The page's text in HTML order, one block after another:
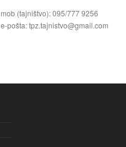
mob (tajništvo): 095/777 9256
e-pošta:tpz.tajnistvo@gmail.com